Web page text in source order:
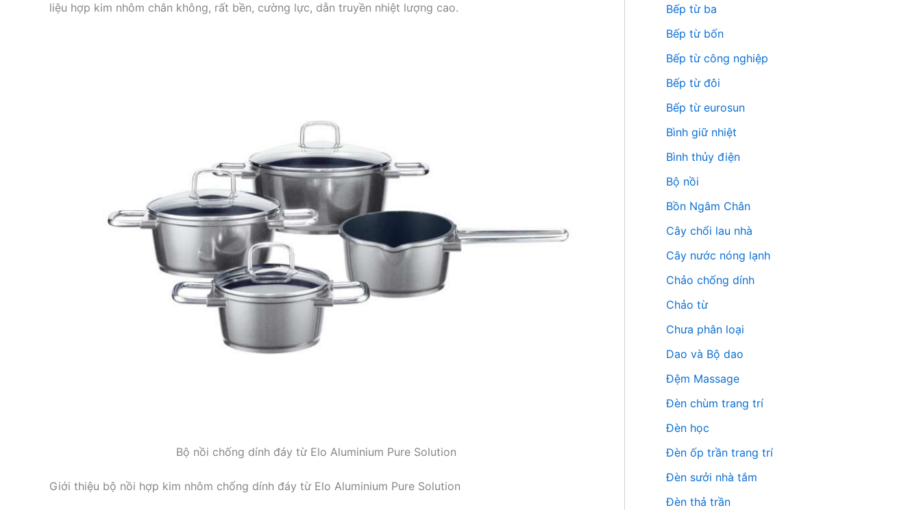
liệu hợp kim nhôm chân không, rất bền, cường lực, dẫn truyền nhiệt lượng cao.
Bộ nồi chống dính đáy từ Elo Aluminium Pure Solution
Giới thiệu bộ nồi hợp kim nhôm chống dính đáy từ Elo Aluminium Pure Solution
Bếp từ ba
Bếp từ bốn
Bếp từ công nghiệp
Bếp từ đôi
Bếp từ eurosun
Bình giữ nhiệt
Bình thủy điện
Bộ nồi
Bồn Ngâm Chân
Cây chổi lau nhà
Cây nước nóng lạnh
Chảo chống dính
Chảo từ
Chưa phân loại
Dao và Bộ dao
Đệm Massage
Đèn chùm trang trí
Đèn học
Đèn ốp trần trang trí
Đèn sưởi nhà tắm
Đèn thả trần